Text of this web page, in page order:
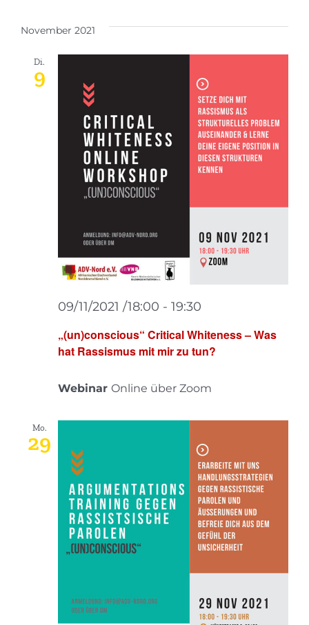
November 2021
Di.
9
„(un)conscious“ Critical Whiteness – Was
hat Rassismus mit mir zu tun?
09/11/2021 /18:00 - 19:30
Webinar Online über Zoom
Mo.
29